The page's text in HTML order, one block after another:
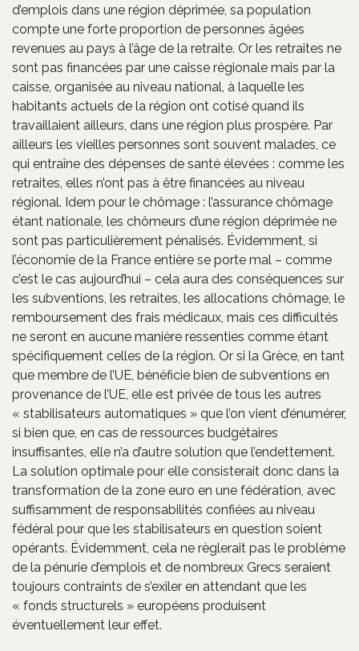
d’emplois dans une région déprimée, sa population
compte une forte proportion de personnes âgées
revenues au pays à l’âge de la retraite. Or les retraites ne
sont pas financées par une caisse régionale mais par la
caisse, organisée au niveau national, à laquelle les
habitants actuels de la région ont cotisé quand ils
travaillaient ailleurs, dans une région plus prospère. Par
ailleurs les vieilles personnes sont souvent malades, ce
qui entraîne des dépenses de santé élevées : comme les
retraites, elles n’ont pas à être financées au niveau
régional. Idem pour le chômage : l’assurance chômage
étant nationale, les chômeurs d’une région déprimée ne
sont pas particulièrement pénalisés. Évidemment, si
l’économie de la France entière se porte mal – comme
c’est le cas aujourd’hui – cela aura des conséquences sur
les subventions, les retraites, les allocations chômage, le
remboursement des frais médicaux, mais ces difficultés
ne seront en aucune manière ressenties comme étant
spécifiquement celles de la région. Or si la Grèce, en tant
que membre de l’UE, bénéficie bien de subventions en
provenance de l’UE, elle est privée de tous les autres
« stabilisateurs automatiques » que l’on vient d’énumérer,
si bien que, en cas de ressources budgétaires
insuffisantes, elle n’a d’autre solution que l’endettement.
La solution optimale pour elle consisterait donc dans la
transformation de la zone euro en une fédération, avec
suffisamment de responsabilités confiées au niveau
fédéral pour que les stabilisateurs en question soient
opérants. Évidemment, cela ne règlerait pas le problème
de la pénurie d’emplois et de nombreux Grecs seraient
toujours contraints de s’exiler en attendant que les
« fonds structurels » européens produisent
éventuellement leur effet.